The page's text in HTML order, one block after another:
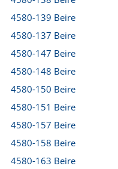
4580-139 Beire
4580-137 Beire
4580-147 Beire
4580-148 Beire
4580-150 Beire
4580-151 Beire
4580-157 Beire
4580-158 Beire
4580-163 Beire